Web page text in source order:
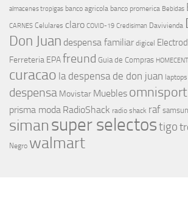
almacenes tropigas banco agricola banco promerica Bebidas
CARNES Celulares claro COVID-19 Credisiman Davivienda
Don Juan despensa familiar digicel
Ferreteria EPAfreund Guia de Compras
curacao la despensa de don juan laptops
despensa Movistar Muebles omnisport
prisma moda RadioShack radio shack raf
simansuper selectostigo
Negro walmart